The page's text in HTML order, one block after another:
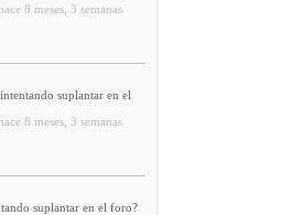
8 meses, 3 semanas
suplantar en el
8 meses, 3 semanas
suplantar en el foro?